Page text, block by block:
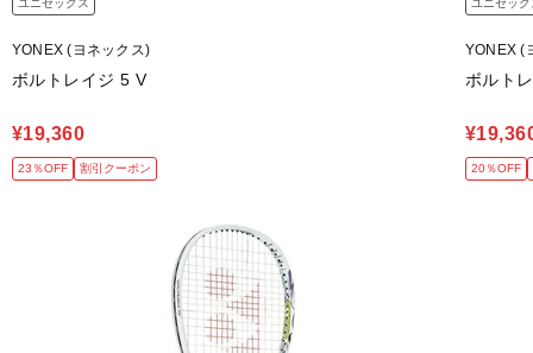
ユニセックス
YONEX (ヨネックス)
ボルトレイジ 5 V
¥19,360
23％OFF 割引クーポン
ユニセック
YONEX (
ボルト
20％OFF